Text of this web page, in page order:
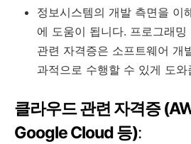
정보시스템의 개발 측면을 이
에 도움이 됩니다. 프로그래
관련 자격증은 소프트웨어 개
과적으로 수행할 수 있게 도와
클라우드 관련 자격증
Google Cloud 등):